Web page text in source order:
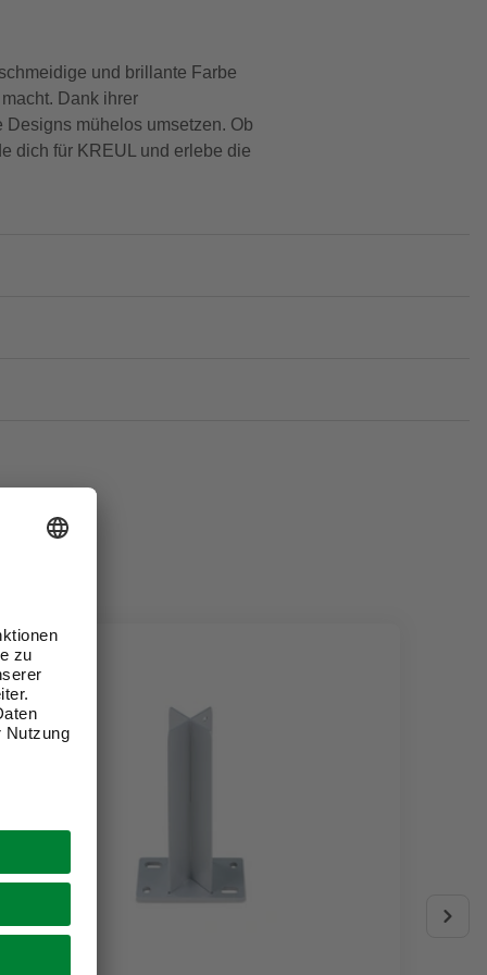
und brillante Farbe
Dank ihrer
mühelos umsetzen. Ob
dich für KREUL und erlebe die